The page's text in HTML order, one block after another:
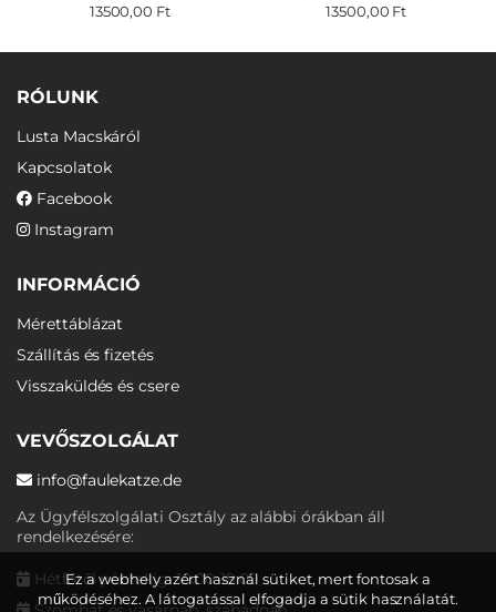
13500,00 Ft 13500,00 Ft
RÓLUNK
Lusta Macskáról
Kapcsolatok
Facebook
Instagram
INFORMÁCIÓ
Mérettáblázat
Szállítás és fizetés
Visszaküldés és csere
VEVŐSZOLGÁLAT
info@faulekatze.de
Az Ügyfélszolgálati Osztály az alábbi órákban áll
rendelkezésére:
Hétfőtől péntekig: 10:00-19:00
Ez a webhely azért használ sütiket, mert fontosak a
működéséhez. A látogatással elfogadja a sütik használatát.